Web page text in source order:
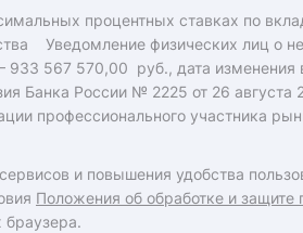
процентных ставках по
Уведомление физических лиц о
933 567 570,00 руб., дата изменения
Банка России № 2225 от 26 августа
профессионального участника
и повышения удобства
Положения об обработке и
браузера.